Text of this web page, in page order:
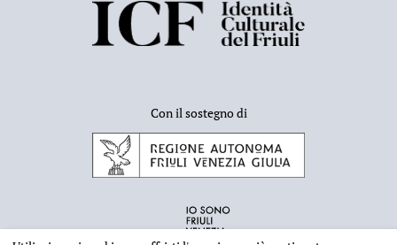
Con il sostegno di